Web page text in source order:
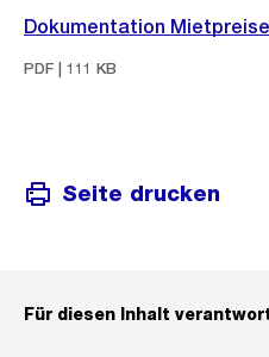
Dokumentation
PDF | 111 KB
Seite drucken
Für diesen Inhalt